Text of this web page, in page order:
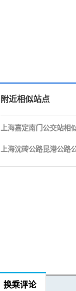
附近相似站点
上海嘉定南门公交站相
上海沈砖公路昆港公路
换乘评论